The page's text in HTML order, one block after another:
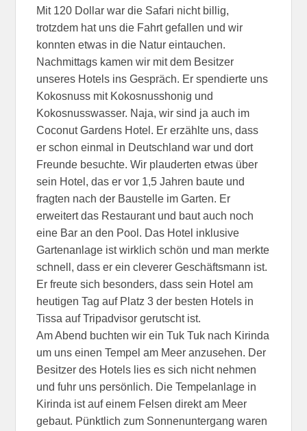
Mit 120 Dollar war die Safari nicht billig,
trotzdem hat uns die Fahrt gefallen und wir
konnten etwas in die Natur eintauchen.
Nachmittags kamen wir mit dem Besitzer
unseres Hotels ins Gespräch. Er spendierte uns
Kokosnuss mit Kokosnusshonig und
Kokosnusswasser. Naja, wir sind ja auch im
Coconut Gardens Hotel. Er erzählte uns, dass
er schon einmal in Deutschland war und dort
Freunde besuchte. Wir plauderten etwas über
sein Hotel, das er vor 1,5 Jahren baute und
fragten nach der Baustelle im Garten. Er
erweitert das Restaurant und baut auch noch
eine Bar an den Pool. Das Hotel inklusive
Gartenanlage ist wirklich schön und man merkte
schnell, dass er ein cleverer Geschäftsmann ist.
Er freute sich besonders, dass sein Hotel am
heutigen Tag auf Platz 3 der besten Hotels in
Tissa auf Tripadvisor gerutscht ist.
Am Abend buchten wir ein Tuk Tuk nach Kirinda
um uns einen Tempel am Meer anzusehen. Der
Besitzer des Hotels lies es sich nicht nehmen
und fuhr uns persönlich. Die Tempelanlage in
Kirinda ist auf einem Felsen direkt am Meer
gebaut. Pünktlich zum Sonnenuntergang waren